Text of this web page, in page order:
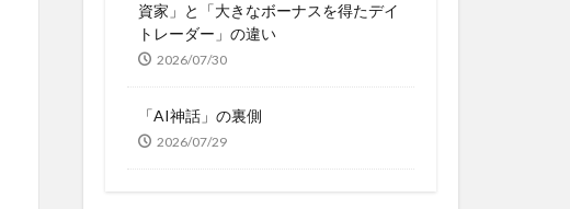
資家」と「大きなボーナスを得たデイ
トレーダー」の違い
2026/07/30
「AI神話」の裏側
2026/07/29